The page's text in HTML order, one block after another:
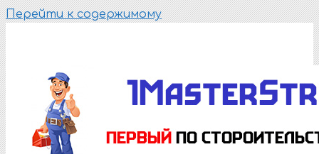
Перейти к содержимому